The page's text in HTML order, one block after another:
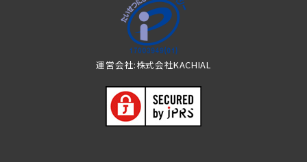
運営会社:株式会社KACHIAL